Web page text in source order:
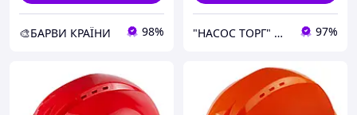
🎨БАРВИ КРАЇНИ 98% "НАСОС ТОРГ" Насосное оборудование, инструменты, освещение 97%